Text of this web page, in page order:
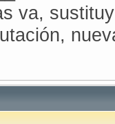
va,